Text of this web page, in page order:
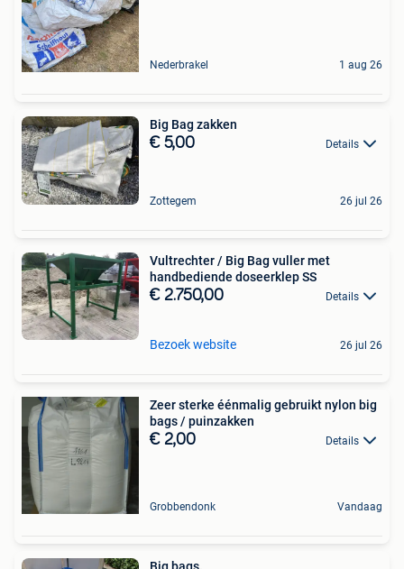
Nederbrakel 1 aug 26
Big Bag zakken
€ 5,00 Details
Zottegem 26 jul 26
Vultrechter / Big Bag vuller met
handbediende doseerklep SS
€ 2.750,00 Details
Bezoek website 26 jul 26
Zeer sterke éénmalig gebruikt nylon big
bags / puinzakken
€ 2,00 Details
Grobbendonk Vandaag